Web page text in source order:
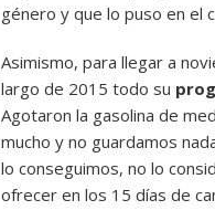
género y que lo puso en el
Asimismo, para llegar a
largo de 2015 todo su
Agotaron la gasolina de
mucho y no guardamos
lo conseguimos, no lo
ofrecer en los 15 días de